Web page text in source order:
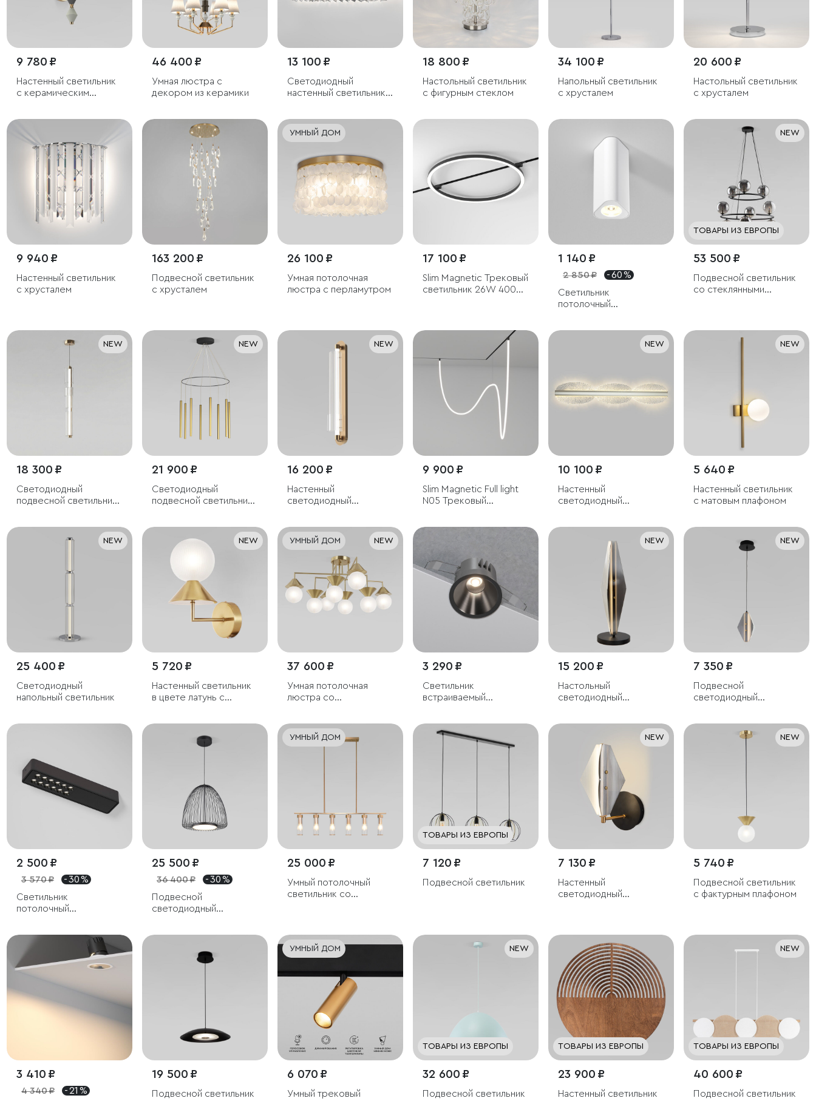
9 780 ₽
Настенный светильник
с керамическим
46 400 ₽
Умная люстра с
декором из керамики
13 100 ₽
Светодиодный
настенный светильник с
18 800 ₽
Настольный светильник
с фигурным стеклом
34 100 ₽
Напольный светильник
с хрусталем
20 600 ₽
Настольный светильник
с хрусталем
9 940 ₽
Настенный светильник
с хрусталем
163 200 ₽
Подвесной светильник
с хрусталем
УМНЫЙ ДОМ
26 100 ₽
Умная потолочная
люстра с перламутром
17 100 ₽
Slim Magnetic Трековый
светильник 26W 4000K
1 140 ₽
2 850 ₽
- 60 %
Светильник
потолочный
NEW
ТОВАРЫ ИЗ ЕВРОПЫ
53 500 ₽
Подвесной светильник
со стеклянными
NEW
18 300 ₽
Светодиодный
подвесной светильник
2700/3000/4200 К
NEW
21 900 ₽
Светодиодный
подвесной светильник
NEW
16 200 ₽
Настенный
светодиодный
цветовой температуры
2700/3000/4200 К
9 900 ₽
Slim Magnetic Full light
N05 Трековый
NEW
10 100 ₽
Настенный
светодиодный
NEW
5 640 ₽
Настенный светильник
с матовым плафоном
NEW
25 400 ₽
Светодиодный
напольный светильник
NEW
5 720 ₽
Настенный светильник
в цвете латунь с
УМНЫЙ ДОМ NEW
37 600 ₽
Умная потолочная
люстра со
3 290 ₽
Светильник
встраиваемый
NEW
15 200 ₽
Настольный
светодиодный
NEW
7 350 ₽
Подвесной
светодиодный
2 500 ₽
3 570 ₽
- 30 %
Светильник
потолочный
25 500 ₽
36 400 ₽
- 30 %
Подвесной
светодиодный
УМНЫЙ ДОМ
25 000 ₽
Умный потолочный
светильник со
ТОВАРЫ ИЗ ЕВРОПЫ
7 120 ₽
Подвесной светильник
NEW
7 130 ₽
Настенный
светодиодный
NEW
5 740 ₽
Подвесной светильник
с фактурным плафоном
3 410 ₽
4 340 ₽ - 21 %
19 500 ₽
Подвесной светильник
УМНЫЙ ДОМ
6 070 ₽
Умный трековый
NEW
ТОВАРЫ ИЗ ЕВРОПЫ
32 600 ₽
Подвесной светильник
ТОВАРЫ ИЗ ЕВРОПЫ
23 900 ₽
Настенный светильник
NEW
ТОВАРЫ ИЗ ЕВРОПЫ
40 600 ₽
Подвесной светильник